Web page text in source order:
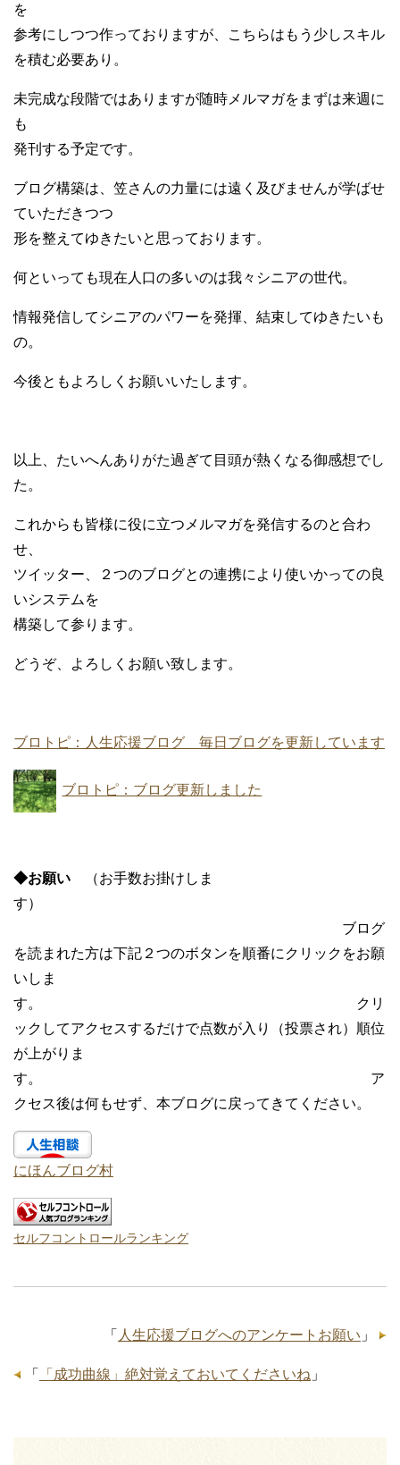
を
参考にしつつ作っておりますが、こちらはもう少しスキル
を積む必要あり。
未完成な段階ではありますが随時メルマガをまずは来週に
も
発刊する予定です。
ブログ構築は、笠さんの力量には遠く及びませんが学ばせ
ていただきつつ
形を整えてゆきたいと思っております。
何といっても現在人口の多いのは我々シニアの世代。
情報発信してシニアのパワーを発揮、結束してゆきたいも
の。
今後ともよろしくお願いいたします。
以上、たいへんありがた過ぎて目頭が熱くなる御感想でし
た。
これからも皆様に役に立つメルマガを発信するのと合わ
せ、
ツイッター、２つのブログとの連携により使いかっての良
いシステムを
構築して参ります。
どうぞ、よろしくお願い致します。
ブロトピ：人生応援ブログ 毎日ブログを更新しています
ブロトピ：ブログ更新しました
◆お願い （お手数お掛けしま
す）
ブログ
を読まれた方は下記２つのボタンを順番にクリックをお願
いしま
す。 クリ
ックしてアクセスするだけで点数が入り（投票され）順位
が上がりま
す。 ア
クセス後は何もせず、本ブログに戻ってきてください。
にほんブログ村
セルフコントロールランキング
「 人生応援ブログへのアンケートお願い 」
「 「成功曲線」絶対覚えておいてくださいね 」